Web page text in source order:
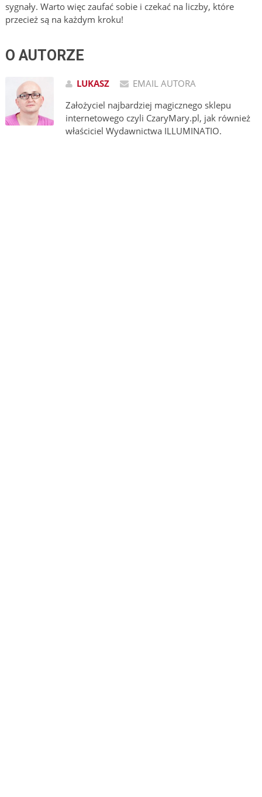
sygnały. Warto więc zaufać sobie i czekać na liczby, które
przecież są na każdym kroku!
O AUTORZE
LUKASZ
EMAIL AUTORA
Założyciel najbardziej magicznego sklepu
internetowego czyli CzaryMary.pl, jak również
właściciel Wydawnictwa ILLUMINATIO.